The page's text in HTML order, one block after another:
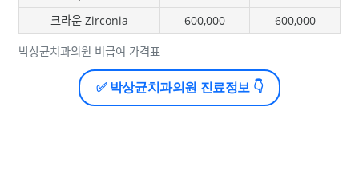
박상균치과의원 비급여 가격표
크라운 Zirconia
600,000 600,000
✅ 박상균치과의원 진료정보 👇